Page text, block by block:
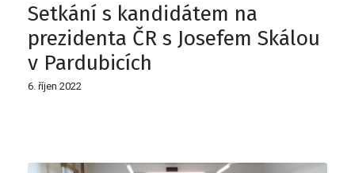
Setkání s kandidátem na
prezidenta ČR s Josefem Skálou
v Pardubicích
6. říjen 2022